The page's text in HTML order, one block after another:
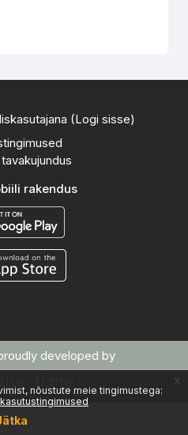
nõustute meie tingimustega:
x
(Logi sisse)
rakendus
developed by